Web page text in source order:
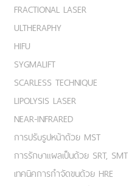
FRACTIONAL LASER
ULTHERAPHY
HIFU
SYGMALIFT
SCARLESS TECHNIQUE
LIPOLYSIS LASER
NEAR-INFRARED
การปรับรูปหน้าด้วย MST
การรักษาแผลเป็นด้วย SRT, SMT
เทคนิคการกำจัดขนด้วย HRE